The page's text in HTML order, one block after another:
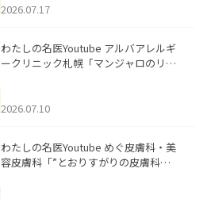
した。
2026.07.17
わたしの名医Youtube アルバアレルギ
ークリニック札幌「マンジャロのリア
た。
2026.07.10
わたしの名医Youtube めぐ皮膚科・美
容皮膚科「”とおりすがりの皮膚科